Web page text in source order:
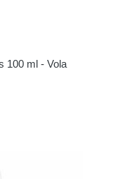
100 ml - Vola